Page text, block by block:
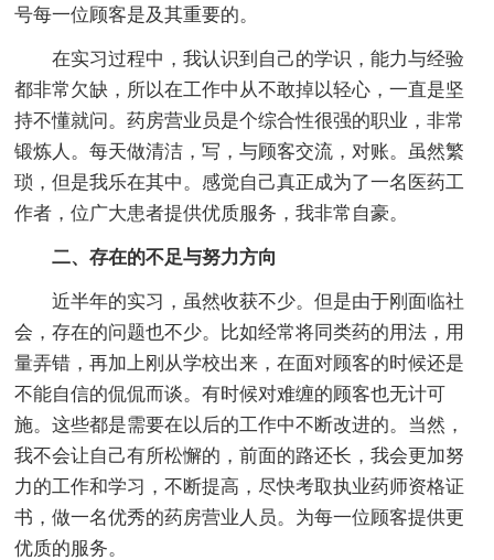
号每一位顾客是及其重要的。
在实习过程中，我认识到自己的学识，能力与经验
都非常欠缺，所以在工作中从不敢掉以轻心，一直是坚
持不懂就问。药房营业员是个综合性很强的职业，非常
锻炼人。每天做清洁，写，与顾客交流，对账。虽然繁
琐，但是我乐在其中。感觉自己真正成为了一名医药工
作者，位广大患者提供优质服务，我非常自豪。
二、存在的不足与努力方向
近半年的实习，虽然收获不少。但是由于刚面临社
会，存在的问题也不少。比如经常将同类药的用法，用
量弄错，再加上刚从学校出来，在面对顾客的时候还是
不能自信的侃侃而谈。有时候对难缠的顾客也无计可
施。这些都是需要在以后的工作中不断改进的。当然，
我不会让自己有所松懈的，前面的路还长，我会更加努
力的工作和学习，不断提高，尽快考取执业药师资格证
书，做一名优秀的药房营业人员。为每一位顾客提供更
优质的服务。